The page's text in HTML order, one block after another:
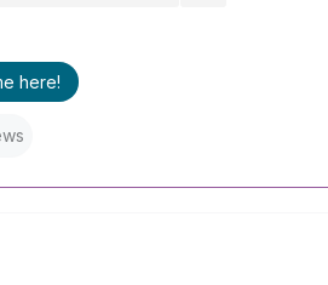
here!